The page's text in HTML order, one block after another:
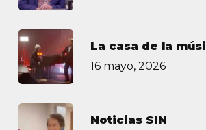
La casa de la
16 mayo, 2026
Noticias SIN